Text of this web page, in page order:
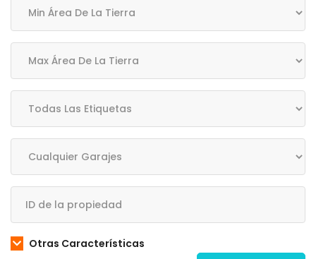
Otras Características